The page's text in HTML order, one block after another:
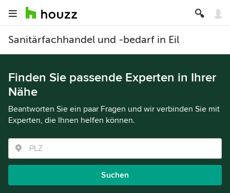
Sanitärfachhandel und -bedarf in Eil
Finden Sie passende Experten in Ihrer
Nähe
Beantworten Sie ein paar Fragen und wir verbinden Sie mit
Experten, die Ihnen helfen können.
Suchen